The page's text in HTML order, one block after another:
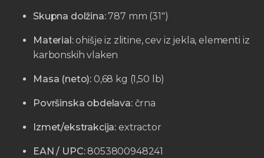
Skupna dolžina:787 mm (31″)
Material:ohišje iz zlitine, cev iz jekla, elementi iz
karbonskih vlaken
Masa (neto): 0,68 kg (1,50 lb)
Površinska obdelava:črna
Izmet/ekstrakcija: extractor
EAN / UPC:8053800948241